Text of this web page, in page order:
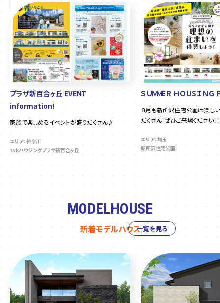
プラザ新百合ヶ丘 EVENT
information!
家族で楽しめるイベントが盛りだくさん♪
エリア：神奈川
tvkハウジングプラザ新百合ヶ丘
ＳＵＭＭＥＲ ＨＯＵＳＩＮＧ
８月も新所沢住宅公園は楽し
だくさん！ぜひご来場ください！！
エリア：埼玉
新所沢住宅公園
MODELHOUSE
新着モデルハウス一覧を見る